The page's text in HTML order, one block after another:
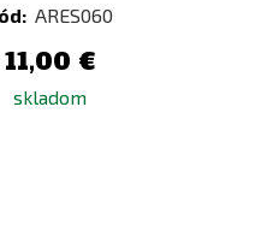
ARES060
11,00 €
skladom